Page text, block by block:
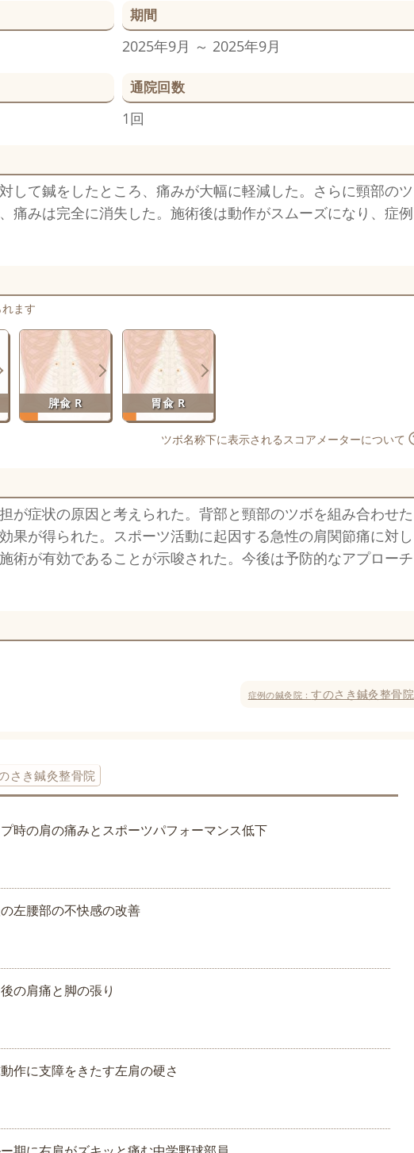
期間
2025年9月 ～ 2025年9月
通院回数
1回
して鍼をしたところ、痛みが大幅に軽減した。さらに頸部のツ
痛みは完全に消失した。施術後は動作がスムーズになり、症例
ます
脾兪 R 胃兪 R
ツボ名称下に表示されるスコアメーターについて
が症状の原因と考えられた。背部と頸部のツボを組み合わせた
果が得られた。スポーツ活動に起因する急性の肩関節痛に対し
術が有効であることが示唆された。今後は予防的なアプローチ
症例の鍼灸院：すのさき鍼灸整骨院
さき鍼灸整骨院
時の肩の痛みとスポーツパフォーマンス低下
左腰部の不快感の改善
の肩痛と脚の張り
作に支障をきたす左肩の硬さ